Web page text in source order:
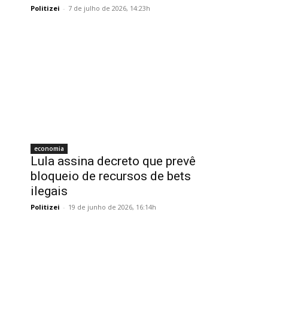
Politizei - 7 de julho de 2026, 14:23h
economia
Lula assina decreto que prevê
bloqueio de recursos de bets
ilegais
Politizei - 19 de junho de 2026, 16:14h